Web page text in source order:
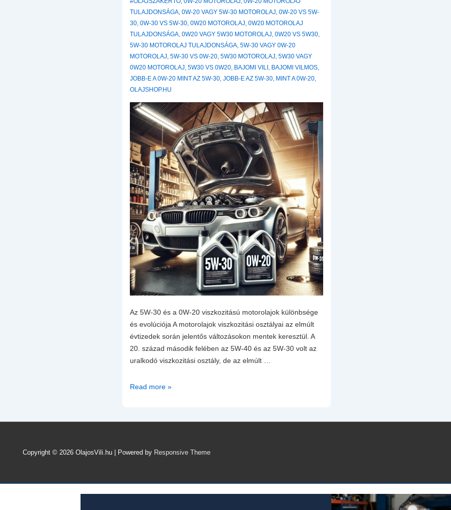
TULAJDONSÁGA,0W-20 VAGY 5W-30 MOTOROLAJ,0W-20 VS 5W-
30,0W-30 VS 5W-30,0W20 MOTOROLAJ,0W20 MOTOROLAJ
TULAJDONSÁGA,0W20 VAGY 5W30 MOTOROLAJ,0W20 VS 5W30,
5W-30 MOTOROLAJ TULAJDONSÁGA,5W-30 VAGY 0W-20
MOTOROLAJ,5W-30 VS 0W-20,5W30 MOTOROLAJ,5W30 VAGY
0W20 MOTOROLAJ,5W30 VS 0W20, BAJOMI VILI , BAJOMI VILMOS,
JOBB-E A 0W-20 MINT AZ 5W-30,JOBB-E AZ 5W-30, MINT A 0W-20,
OLAJSHOP.HU
Az 5W-30 és a 0W-20 viszkozitású motorolajok különbsége
és evolúciója A motorolajok viszkozitási osztályai az elmúlt
évtizedek során jelentős változásokon mentek keresztül. A
20. század második felében az 5W-40 és az 5W-30 volt az
uralkodó viszkozitási osztály, de az elmúlt …
Az
és
motorolajok
különbsége
Read more »
Copyright © 2026 OlajosVili.hu | Powered by Responsive Theme